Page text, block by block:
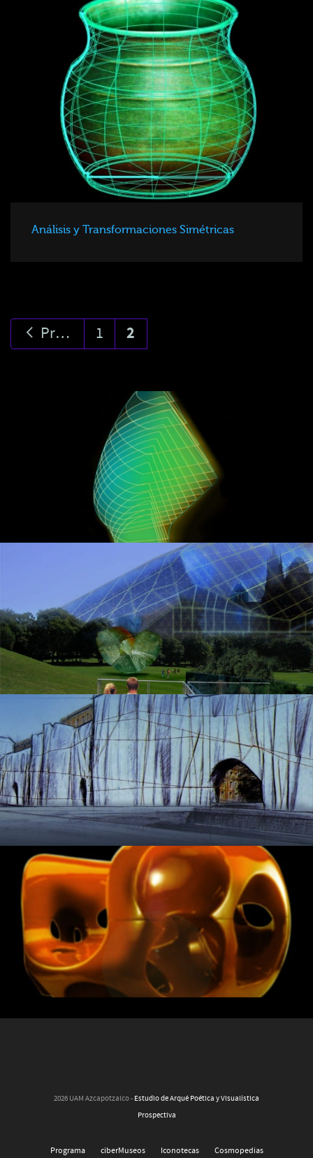
Análisis y Transformaciones Simétricas
Previous 1 2
2026 UAM Azcapotzalco - Estudio de Arqué Poética y Visualística
Prospectiva
Programa ciberMuseos Iconotecas Cosmopedias